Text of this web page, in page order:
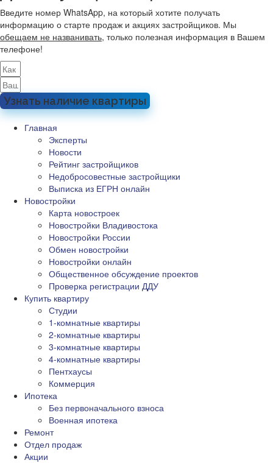
Введите номер WhatsApp, на который хотите получать
информацию о старте продаж и акциях застройщиков. Мы
обещаем не названивать, только полезная информация в Вашем
телефоне!
Узнать наличие квартиры
Главная
Эксперты
Новости
Рейтинг застройщиков
Недобросовестные застройщики
Выписка из ЕГРН онлайн
Новостройки
Карта новостроек
Новостройки Владивостока
Новостройки России
Обмен новостройки
Новостройки онлайн
Общественное обсуждение проектов
Проверка регистрации ДДУ
Купить квартиру
Студии
1-комнатные квартиры
2-комнатные квартиры
3-комнатные квартиры
4-комнатные квартиры
Пентхаусы
Коммерция
Ипотека
Без первоначального взноса
Военная ипотека
Ремонт
Отдел продаж
Акции